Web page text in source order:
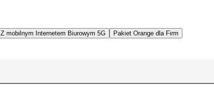
Z mobilnym Internetem Biurowym 5G
Pakiet Orange dla Firm